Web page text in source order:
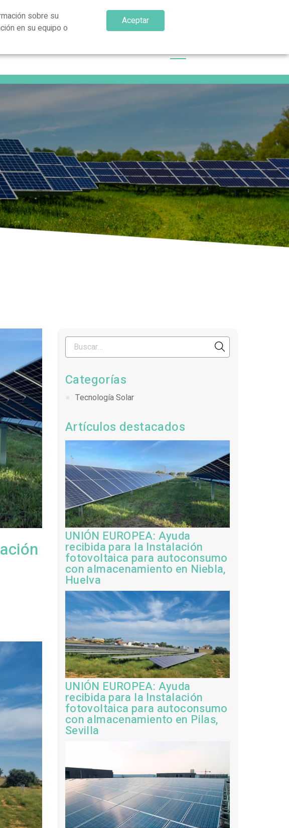
sobre su
en su equipo o
Aceptar
Categorías
Tecnología Solar
Artículos destacados
UNIÓN EUROPEA: Ayuda
recibida para la Instalación
fotovoltaica para autoconsumo
con almacenamiento en Niebla,
Huelva
UNIÓN EUROPEA: Ayuda
recibida para la Instalación
fotovoltaica para autoconsumo
con almacenamiento en Pilas,
Sevilla